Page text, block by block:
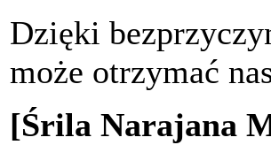
Dzięki
może otrzymać
[Śrila Narajana